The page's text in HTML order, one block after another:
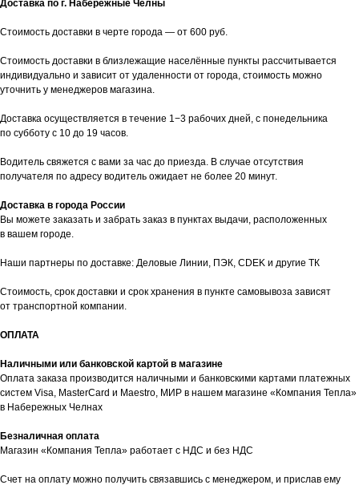
Доставка по г. Набережные Челны
Стоимость доставки в черте города — от 600 руб.
Стоимость доставки в близлежащие населённые пункты рассчитывается
индивидуально и зависит от удаленности от города, стоимость можно
уточнить у менеджеров магазина.
Доставка осуществляется в течение 1−3 рабочих дней, с понедельника
по субботу с 10 до 19 часов.
Водитель свяжется с вами за час до приезда. В случае отсутствия
получателя по адресу водитель ожидает не более 20 минут.
Доставка в города России
Вы можете заказать и забрать заказ в пунктах выдачи, расположенных
в вашем городе.
Наши партнеры по доставке: Деловые Линии, ПЭК, CDEK и другие ТК
Стоимость, срок доставки и срок хранения в пункте самовывоза зависят
от транспортной компании.
ОПЛАТА
Наличными или банковской картой в магазине
Оплата заказа производится наличными и банковскими картами платежных
систем Visa, MasterCard и Maestro, МИР в нашем магазине «Компания Тепла»
в Набережных Челнах
Безналичная оплата
Магазин «Компания Тепла» работает с НДС и без НДС
Счет на оплату можно получить связавшись с менеджером, и прислав ему
+7 (8552) 78-33-11
Заказать звонок